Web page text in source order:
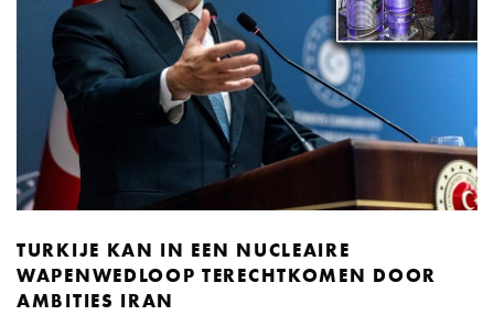
TURKIJE KAN IN EEN NUCLEAIRE
WAPENWEDLOOP TERECHTKOMEN DOOR
AMBITIES IRAN